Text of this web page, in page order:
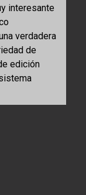
interesante
verdadera
de
edición